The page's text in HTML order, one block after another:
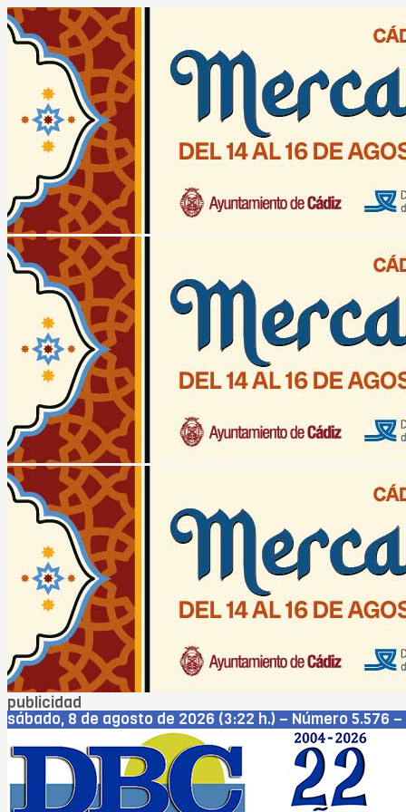
publicidad
sábado, 8 de agosto de 2026 (3:22 h.) – Número 5.576
Cádiz
Jerez
San Fernando
Chiclana